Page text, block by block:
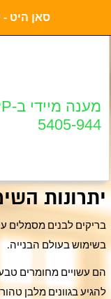
סאן היט -
5405-944
יתרונות
בריקים לבנים מסמלים
בשימוש בעולם הבנייה.
הם עשויים מחומרים
להגיע בגוונים מלבן